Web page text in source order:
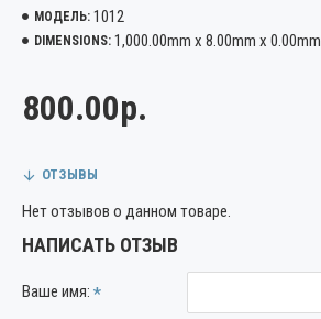
МОДЕЛЬ: 1012
DIMENSIONS: 1,000.00mm x 8.00mm x 0.00mm
800.00р.
ОТЗЫВЫ
Нет отзывов о данном товаре.
НАПИСАТЬ ОТЗЫВ
Ваше имя: